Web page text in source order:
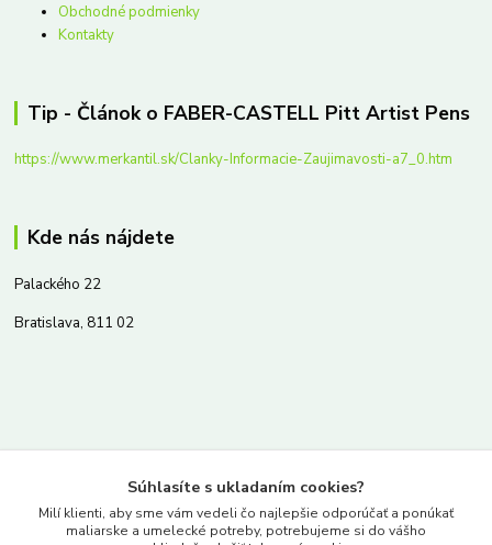
Obchodné podmienky
Kontakty
Tip - Článok o FABER-CASTELL Pitt Artist Pens
https://www.merkantil.sk/Clanky-Informacie-Zaujimavosti-a7_0.htm
Kde nás nájdete
Palackého 22
Bratislava, 811 02
www.merkantil.sk
Súhlasíte s ukladaním cookies?
Milí klienti, aby sme vám vedeli čo najlepšie odporúčať a ponúkať
maliarske a umelecké potreby, potrebujeme si do vášho